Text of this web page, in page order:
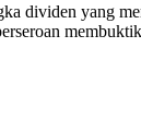
yang